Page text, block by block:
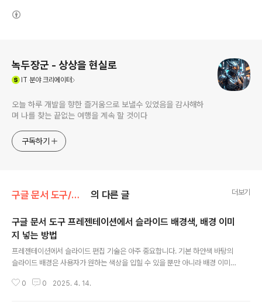
녹두장군 - 상상을 현실로
IT 분야 크리에이터
오늘 하루 개발을 향한 즐거움으로 보낼수 있었음을 감사해하
며 나를 찾는 끝없는 여행을 계속 할 것이다
구독하기
구글 문서 도구/구글 프레젠테이션 의 다른 글 더보기
구글 문서 도구 프레젠테이션에서 슬라이드 배경색, 배경 이미
지 넣는 방법
프레젠테이션에서 슬라이드 편집 기술은 아주 중요합니다. 기본 하얀색 바탕의
슬라이드 배경은 사용자가 원하는 색상을 입힐 수 있을 뿐만 아니라 배경 이미
대해 알아 보겠습니다. ▼ 먼저 새로운 문서를 만들기 위해서는 구글 문서 도구
0 0 2025. 4. 14.